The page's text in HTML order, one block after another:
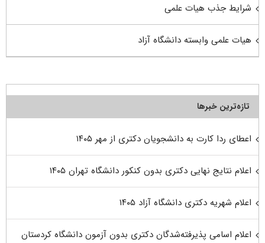
شرایط جذب هیات علمی
هیات علمی وابسته دانشگاه آزاد
تازه‌ترین خبرها
اعطای ردا کارت به دانشجویان دکتری از مهر ۱۴۰۵
اعلام نتایج نهایی دکتری بدون کنکور دانشگاه تهران ۱۴۰۵
اعلام شهریه دکتری دانشگاه آزاد ۱۴۰۵
اعلام اسامی پذیرفته‌شدگان دکتری بدون آزمون دانشگاه کردستان